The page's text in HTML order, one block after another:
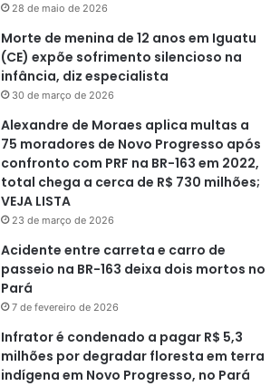
28 de maio de 2026
Morte de menina de 12 anos em Iguatu
(CE) expõe sofrimento silencioso na
infância, diz especialista
30 de março de 2026
Alexandre de Moraes aplica multas a
75 moradores de Novo Progresso após
confronto com PRF na BR-163 em 2022,
total chega a cerca de R$ 730 milhões;
VEJA LISTA
23 de março de 2026
Acidente entre carreta e carro de
passeio na BR-163 deixa dois mortos no
Pará
7 de fevereiro de 2026
Infrator é condenado a pagar R$ 5,3
milhões por degradar floresta em terra
indígena em Novo Progresso, no Pará